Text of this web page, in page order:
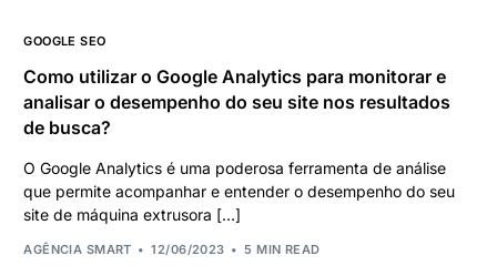
GOOGLE SEO
Como utilizar o Google Analytics para monitorar e
analisar o desempenho do seu site nos resultados
de busca?
O Google Analytics é uma poderosa ferramenta de análise
que permite acompanhar e entender o desempenho do seu
site de máquina extrusora […]
AGÊNCIA SMART 12/06/2023 5 MIN READ